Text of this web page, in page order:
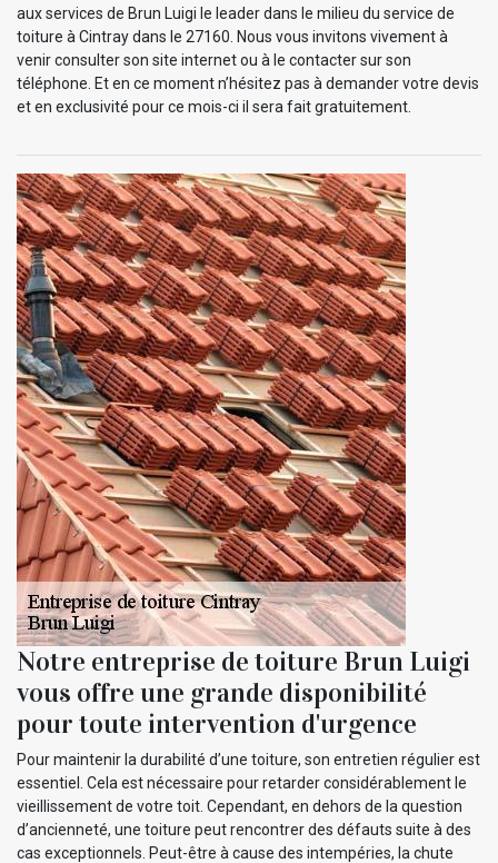
aux services de Brun Luigi le leader dans le milieu du service de
toiture à Cintray dans le 27160. Nous vous invitons vivement à
venir consulter son site internet ou à le contacter sur son
téléphone. Et en ce moment n’hésitez pas à demander votre devis
et en exclusivité pour ce mois-ci il sera fait gratuitement.
Notre entreprise de toiture Brun Luigi
vous offre une grande disponibilité
pour toute intervention d'urgence
Pour maintenir la durabilité d’une toiture, son entretien régulier est
essentiel. Cela est nécessaire pour retarder considérablement le
vieillissement de votre toit. Cependant, en dehors de la question
d’ancienneté, une toiture peut rencontrer des défauts suite à des
cas exceptionnels. Peut-être à cause des intempéries, la chute